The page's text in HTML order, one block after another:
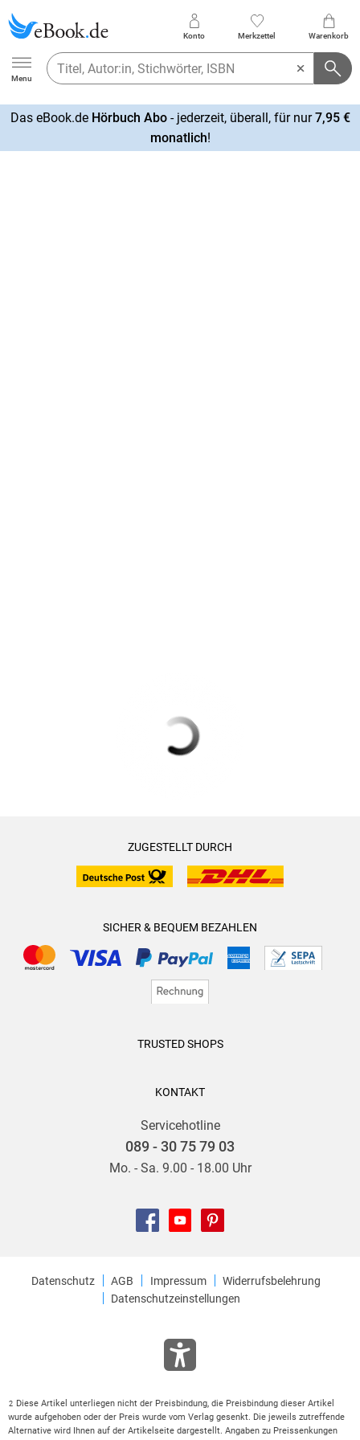
Ebook.de
Menu
Konto Merkzettel Warenkorb
Das eBook.de Hörbuch Abo- jederzeit, überall, für nur7,95 €
monatlich!
ZUGESTELLT DURCH
SICHER & BEQUEM BEZAHLEN
TRUSTED SHOPS
KONTAKT
Servicehotline
089 - 30 75 79 03
Mo. - Sa. 9.00 - 18.00 Uhr
Datenschutz AGB Impressum
Widerrufsbelehrung
Datenschutzeinstellungen
2 Diese Artikel unterliegen nicht der Preisbindung, die Preisbindung dieser Artikel
wurde aufgehoben oder der Preis wurde vom Verlag gesenkt. Die jeweils zutreffende
Alternative wird Ihnen auf der Artikelseite dargestellt. Angaben zu Preissenkungen